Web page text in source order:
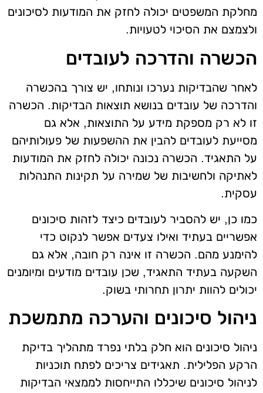
מחלקת המשפטים יכולה לחזק את המודעות לסיכונים
ולצמצם את הסיכוי לטעויות.
הכשרה והדרכה לעובדים
לאחר שהבדיקות נערכו ונותחו, יש צורך בהכשרה
והדרכה של עובדים בנושא תוצאות הבדיקות. הכשרה
זו לא רק מספקת מידע על התוצאות, אלא גם
מסייעת לעובדים להבין את ההשפעות של פעולותיהם
על התאגיד. הכשרה נכונה יכולה לחזק את המודעות
לאתיקה ולחשיבות של שמירה על תקינות התנהלות
עסקית.
כמו כן, יש להסביר לעובדים כיצד לזהות סיכונים
אפשריים בעתיד ואילו צעדים אפשר לנקוט כדי
להימנע מהם. הכשרה זו אינה רק חובה, אלא גם
השקעה בעתיד התאגיד, שכן עובדים מודעים ומיומנים
יכולים להוות יתרון תחרותי בשוק.
ניהול סיכונים והערכה מתמשכת
ניהול סיכונים הוא חלק בלתי נפרד מתהליך בדיקת
הרקע הפלילית. תאגידים צריכים לפתח תוכניות
לניהול סיכונים שיכללו התייחסות לממצאי הבדיקות